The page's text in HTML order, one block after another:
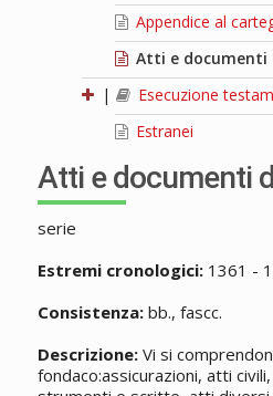
Appendice al
Atti e documenti
|
Esecuzione
Estranei
Atti e documenti
serie
Estremi cronologici:1361 -
Consistenza:bb., fascc.
Descrizione:Vi si
fondaco:assicurazioni, atti